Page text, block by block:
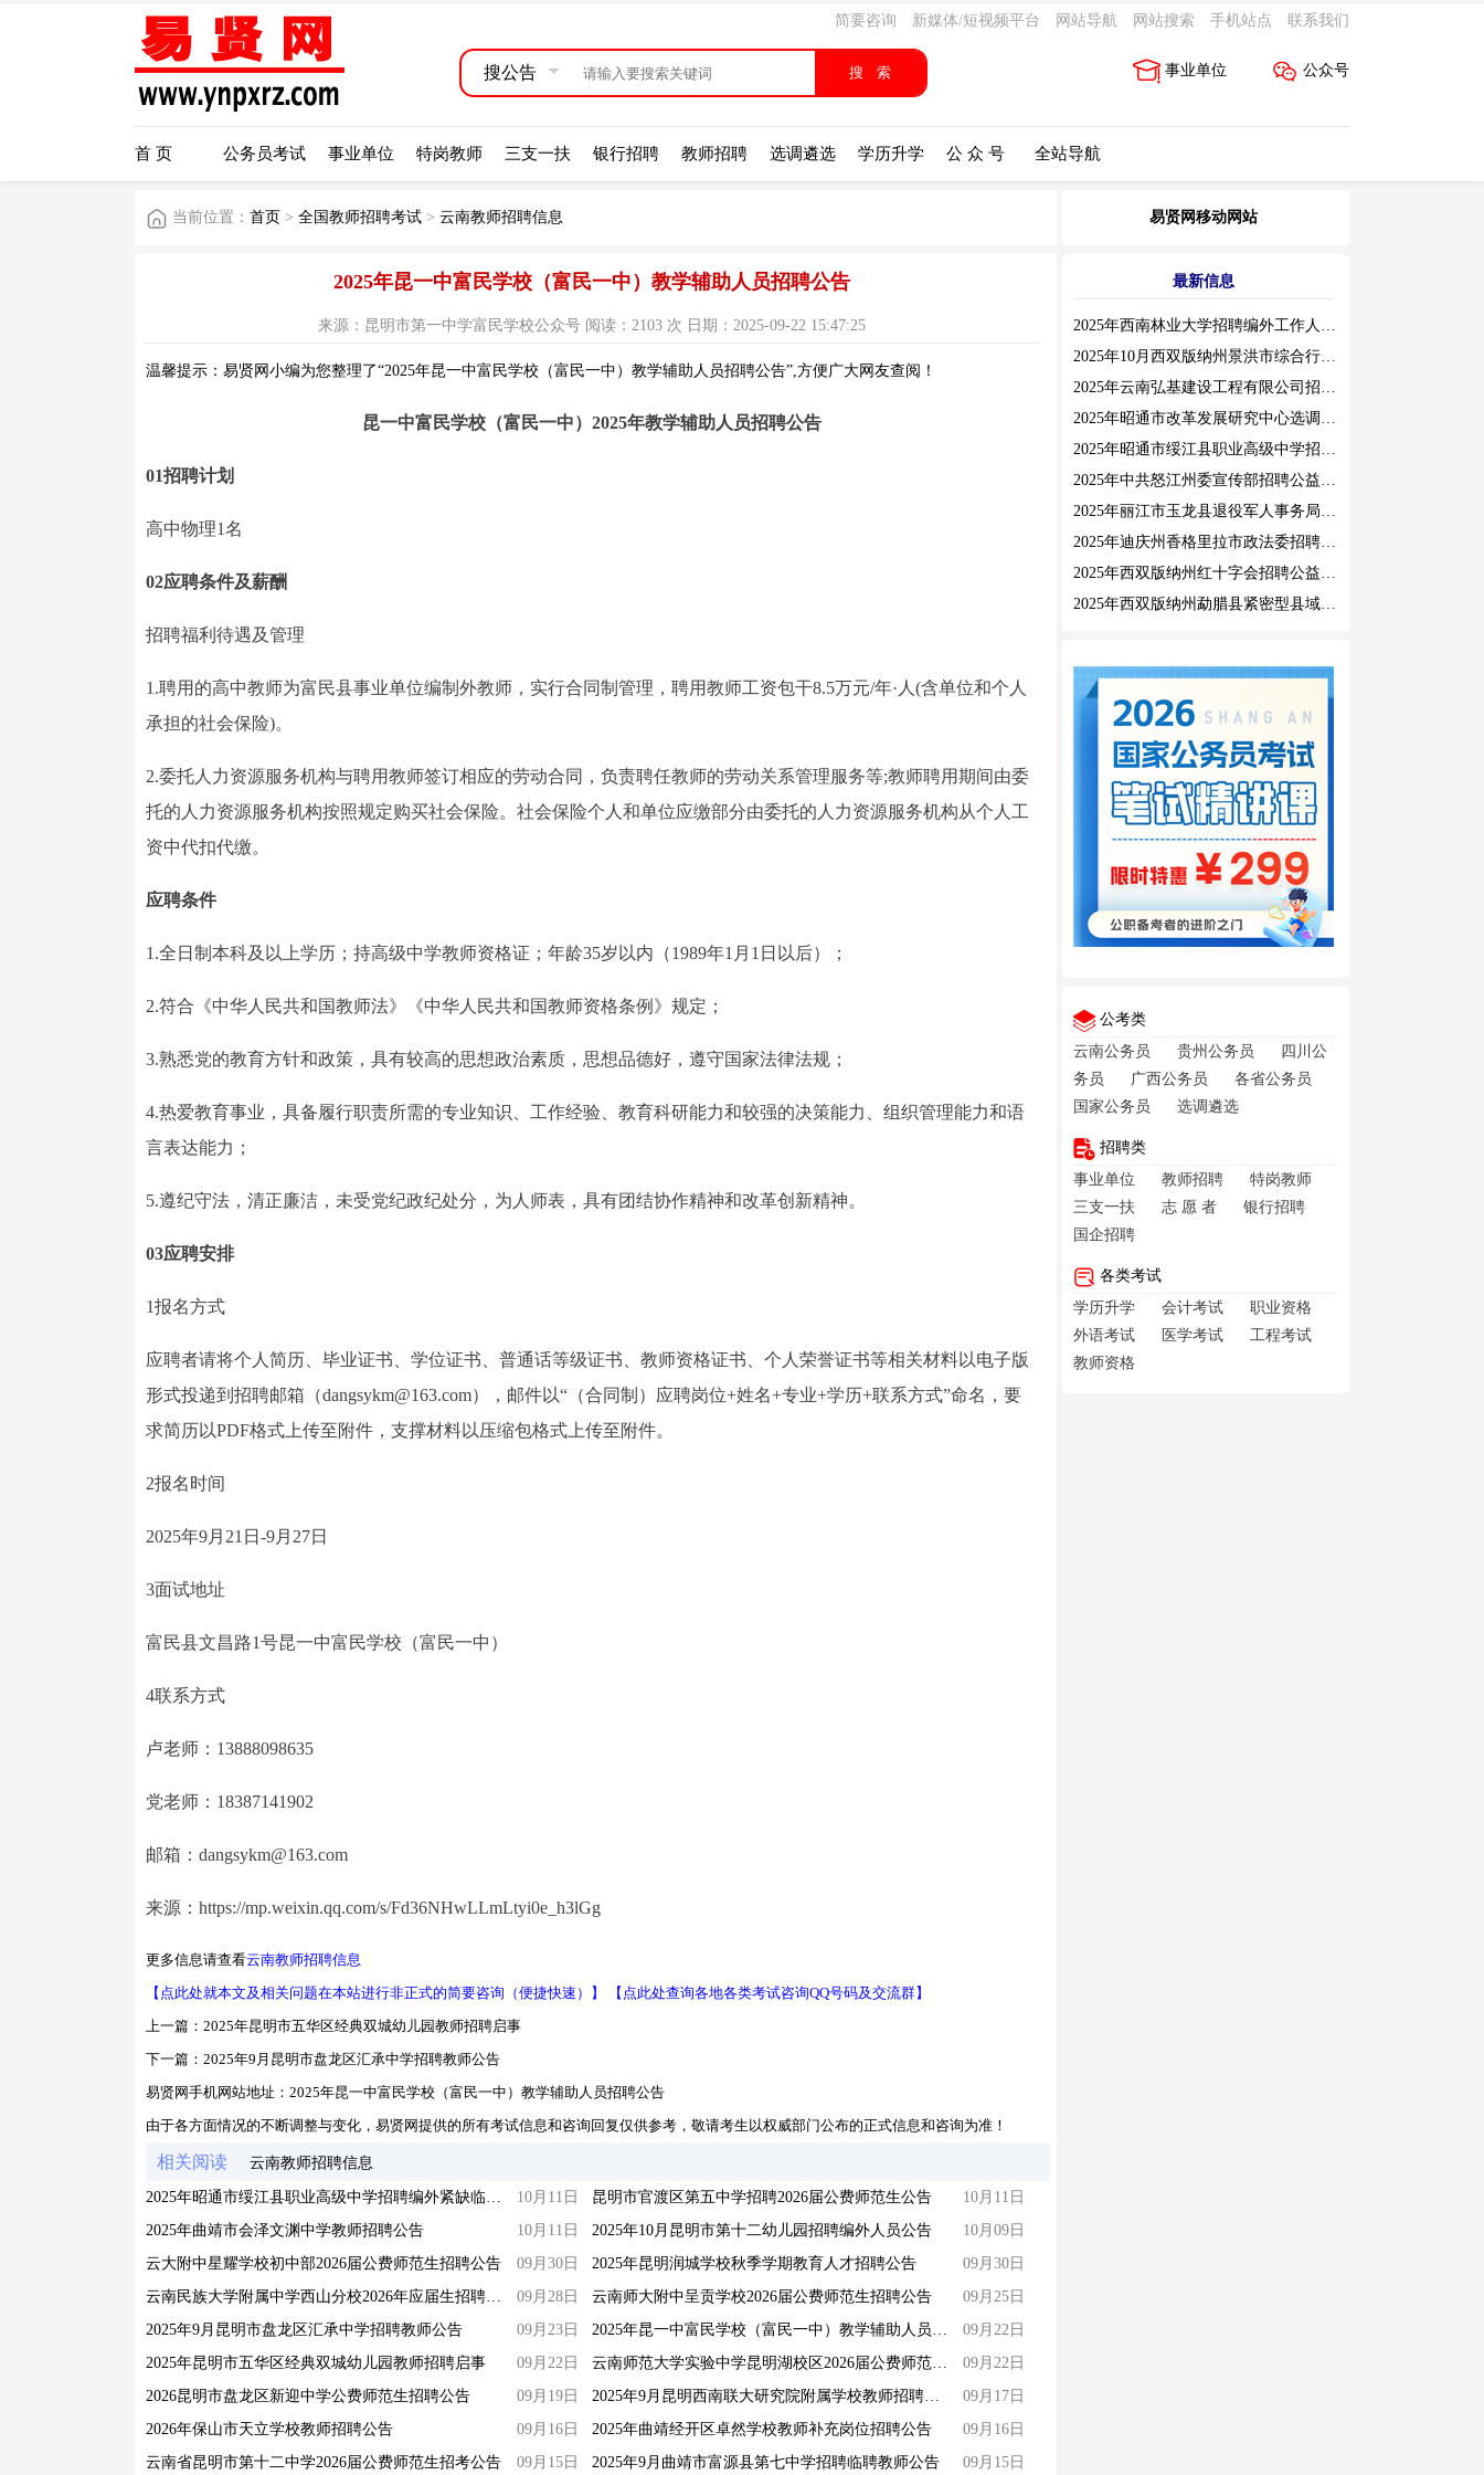
简要咨询 新媒体/短视频平台 网站导航 网站搜索 手机站点 联系我们
搜公告 公众号
事业单位
首 页 公务员考试 事业单位 特岗教师 三支一扶 银行招聘 教师招聘 选调遴选 学历升学 公 众 号 全站导航
当前位置： 首页 > 全国教师招聘考试 > 云南教师招聘信息
2025年昆一中富民学校（富民一中）教学辅助人员招聘公告
来源：昆明市第一中学富民学校公众号 阅读：2103 次 日期：2025-09-22 15:47:25
温馨提示：易贤网小编为您整理了“2025年昆一中富民学校（富民一中）教学辅助人员招聘公告”,方便广大网友查阅！
昆一中富民学校（富民一中）2025年教学辅助人员招聘公告
01招聘计划
高中物理1名
02应聘条件及薪酬
招聘福利待遇及管理
1.聘用的高中教师为富民县事业单位编制外教师，实行合同制管理，聘用教师工资包干8.5万元/年·人(含单位和个人
承担的社会保险)。
2.委托人力资源服务机构与聘用教师签订相应的劳动合同，负责聘任教师的劳动关系管理服务等;教师聘用期间由委
托的人力资源服务机构按照规定购买社会保险。社会保险个人和单位应缴部分由委托的人力资源服务机构从个人工
资中代扣代缴。
应聘条件
1.全日制本科及以上学历；持高级中学教师资格证；年龄35岁以内（1989年1月1日以后）；
2.符合《中华人民共和国教师法》《中华人民共和国教师资格条例》规定；
3.熟悉党的教育方针和政策，具有较高的思想政治素质，思想品德好，遵守国家法律法规；
4.热爱教育事业，具备履行职责所需的专业知识、工作经验、教育科研能力和较强的决策能力、组织管理能力和语
言表达能力；
5.遵纪守法，清正廉洁，未受党纪政纪处分，为人师表，具有团结协作精神和改革创新精神。
03应聘安排
1报名方式
应聘者请将个人简历、毕业证书、学位证书、普通话等级证书、教师资格证书、个人荣誉证书等相关材料以电子版
形式投递到招聘邮箱（dangsykm@163.com），邮件以“（合同制）应聘岗位+姓名+专业+学历+联系方式”命名，要
求简历以PDF格式上传至附件，支撑材料以压缩包格式上传至附件。
2报名时间
2025年9月21日-9月27日
3面试地址
富民县文昌路1号昆一中富民学校（富民一中）
4联系方式
卢老师：13888098635
党老师：18387141902
邮箱：dangsykm@163.com
来源：https://mp.weixin.qq.com/s/Fd36NHwLLmLtyi0e_h3lGg
更多信息请查看云南教师招聘信息
【点此处就本文及相关问题在本站进行非正式的简要咨询（便捷快速）】
【点此处查询各地各类考试咨询QQ号码及交流群】
上一篇： 2025年昆明市五华区经典双城幼儿园教师招聘启事
下一篇： 2025年9月昆明市盘龙区汇承中学招聘教师公告
易贤网手机网站地址： 2025年昆一中富民学校（富民一中）教学辅助人员招聘公告
由于各方面情况的不断调整与变化，易贤网提供的所有考试信息和咨询回复仅供参考，敬请考生以权威部门公布的正式信息和咨询为准！
相关阅读 云南教师招聘信息
2025年昭通市绥江县职业高级中学招聘编外紧缺临聘数学教师公告 10月11日 昆明市官渡区第五中学招聘2026届公费师范生公告
10月11日
2025年曲靖市会泽文渊中学教师招聘公告
10月11日 2025年10月昆明市第十二幼儿园招聘编外人员公告
10月09日
云大附中星耀学校初中部2026届公费师范生招聘公告
09月30日 2025年昆明润城学校秋季学期教育人才招聘公告
09月30日
云南民族大学附属中学西山分校2026年应届生招聘公告
09月28日 云南师大附中呈贡学校2026届公费师范生招聘公告
09月25日
2025年9月昆明市盘龙区汇承中学招聘教师公告
09月23日 2025年昆一中富民学校（富民一中）教学辅助人员招聘公告
09月22日
2025年昆明市五华区经典双城幼儿园教师招聘启事
09月22日 云南师范大学实验中学昆明湖校区2026届公费师范毕业生招聘公告
09月22日
2026昆明市盘龙区新迎中学公费师范生招聘公告
09月19日 2025年9月昆明西南联大研究院附属学校教师招聘公告
09月17日
2026年保山市天立学校教师招聘公告
09月16日 2025年曲靖经开区卓然学校教师补充岗位招聘公告
09月16日
云南省昆明市第十二中学2026届公费师范生招考公告
09月15日 2025年9月曲靖市富源县第七中学招聘临聘教师公告 09月15日
易贤网移动网站
最新信息
2025年西南林业大学招聘编外工作人员公告（三）
2025年10月西双版纳州景洪市综合行政执法局招聘人员公告
2025年云南弘基建设工程有限公司招聘公告
2025年昭通市改革发展研究中心选调工作人员职业素质测评通告
2025年昭通市绥江县职业高级中学招聘编外紧缺临聘数学教师公告
2025年中共怒江州委宣传部招聘公益性岗位公告
2025年丽江市玉龙县退役军人事务局公益性岗位招聘公告
2025年迪庆州香格里拉市政法委招聘公益性岗位公告
2025年西双版纳州红十字会招聘公益性岗位人员公告
2025年西双版纳州勐腊县紧密型县域医共体招聘编外人员公告
公考类
云南公务员
贵州公务员
四川公
务员
广西公务员
各省公务员
国家公务员
选调遴选
招聘类
事业单位
教师招聘
特岗教师
三支一扶
志 愿 者
银行招聘
国企招聘
各类考试
学历升学
会计考试
职业资格
外语考试
医学考试
工程考试
教师资格